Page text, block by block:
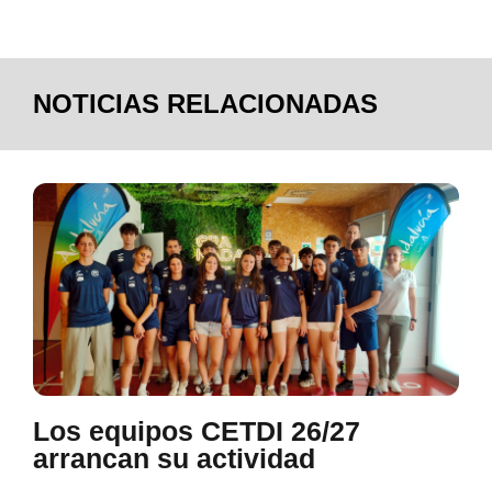
NOTICIAS RELACIONADAS
Los equipos CETDI 26/27
arrancan su actividad